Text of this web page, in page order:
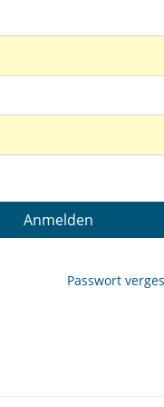
Anmelden
Passwort